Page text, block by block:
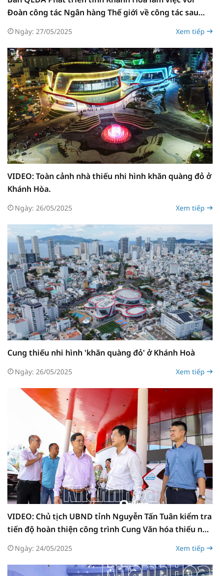
Đoàn công tác Ngân hàng Thế giới về công tác sau
định cư
Ngày: 27/05/2025 Xem tiếp
VIDEO: Toàn cảnh nhà thiếu nhi hình khăn quàng đỏ ở
Khánh Hòa.
Ngày: 26/05/2025 Xem tiếp
Cung thiếu nhi hình 'khăn quàng đỏ' ở Khánh Hoà
Ngày: 26/05/2025 Xem tiếp
VIDEO: Chủ tịch UBND tỉnh Nguyễn Tấn Tuân kiểm tra
tiến độ hoàn thiện công trình Cung Văn hóa thiếu nhi
Ngày: 24/05/2025 Xem tiếp